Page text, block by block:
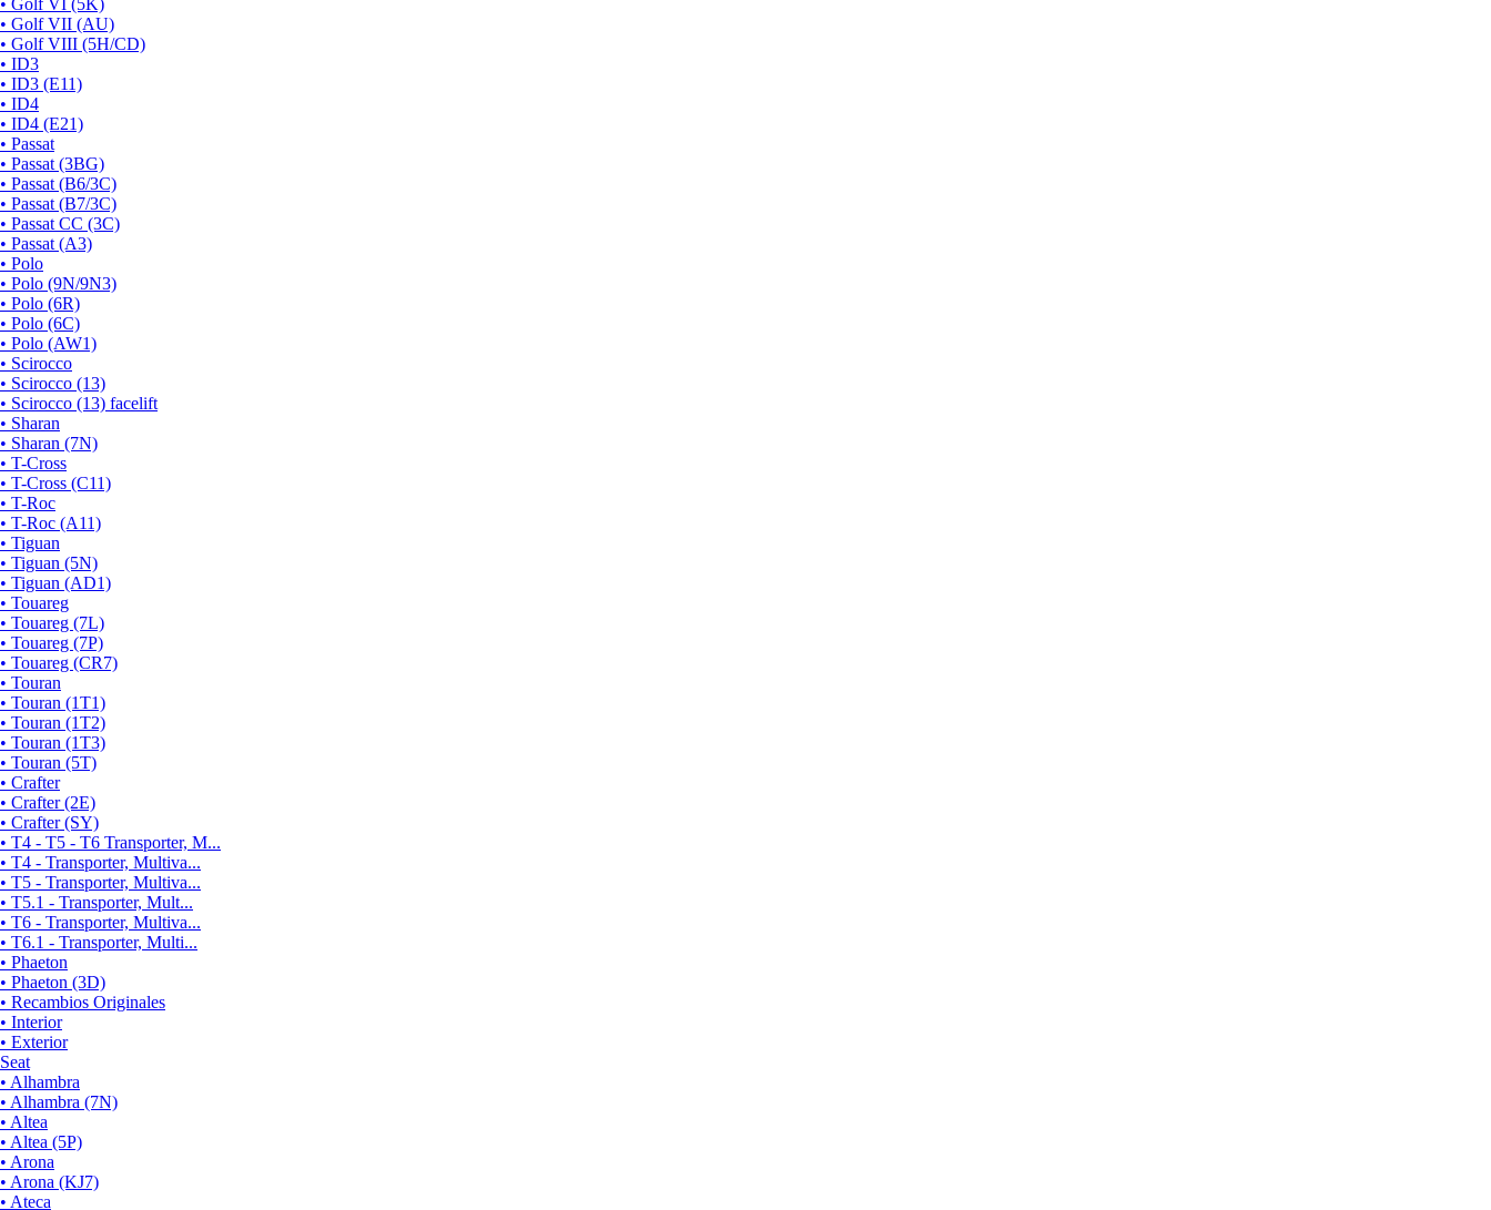
• Golf VI (5K)
• Golf VII (AU)
• Golf VIII (5H/CD)
• ID3
• ID3 (E11)
• ID4
• ID4 (E21)
• Passat
• Passat (3BG)
• Passat (B6/3C)
• Passat (B7/3C)
• Passat CC (3C)
• Passat (A3)
• Polo
• Polo (9N/9N3)
• Polo (6R)
• Polo (6C)
• Polo (AW1)
• Scirocco
• Scirocco (13)
• Scirocco (13) facelift
• Sharan
• Sharan (7N)
• T-Cross
• T-Cross (C11)
• T-Roc
• T-Roc (A11)
• Tiguan
• Tiguan (5N)
• Tiguan (AD1)
• Touareg
• Touareg (7L)
• Touareg (7P)
• Touareg (CR7)
• Touran
• Touran (1T1)
• Touran (1T2)
• Touran (1T3)
• Touran (5T)
• Crafter
• Crafter (2E)
• Crafter (SY)
• T4 - T5 - T6 Transporter, M...
• T4 - Transporter, Multiva...
• T5 - Transporter, Multiva...
• T5.1 - Transporter, Mult...
• T6 - Transporter, Multiva...
• T6.1 - Transporter, Multi...
• Phaeton
• Phaeton (3D)
• Recambios Originales
• Interior
• Exterior
Seat
• Alhambra
• Alhambra (7N)
• Altea
• Altea (5P)
• Arona
• Arona (KJ7)
• Ateca